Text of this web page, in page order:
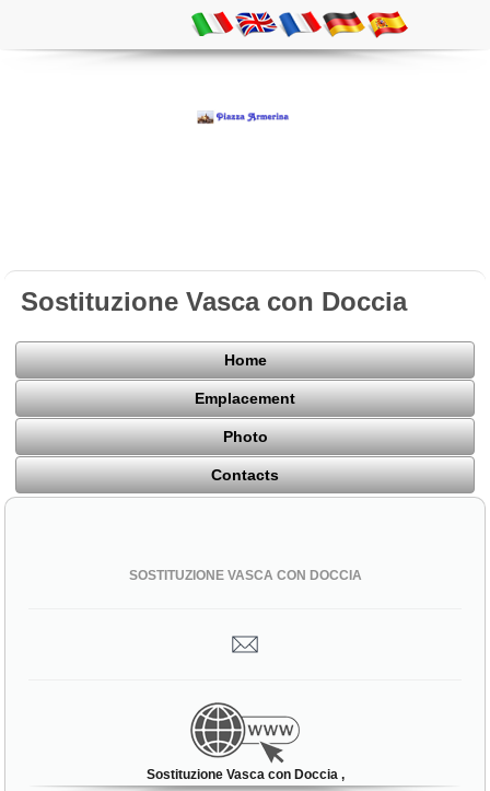
Sostituzione Vasca con Doccia
Home
Emplacement
Photo
Contacts
SOSTITUZIONE VASCA CON DOCCIA
Sostituzione Vasca con Doccia ,